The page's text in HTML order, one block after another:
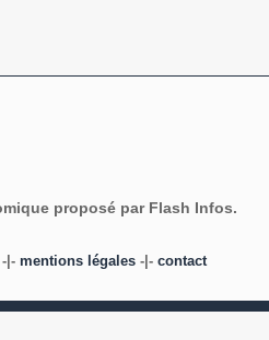
proposé par Flash Infos.
|- mentions légales -|- contact